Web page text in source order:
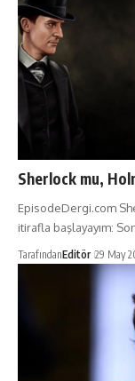
Sherlock mu,
EpisodeDergi.com
itirafla başlayayım:
TarafındanEditör 29 May